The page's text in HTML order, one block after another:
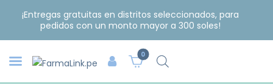
¡Entregas gratuitas en distritos seleccionados, para
pedidos con un monto mayor a 300 soles!
0